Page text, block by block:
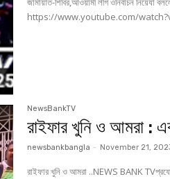
https://www.youtube.com/
NewsBankTV
রাইফার খুনি ও আমরা :
newsbankbangla - November 21,
রাইফার খুনি ও আমরা ..NEWS BANK